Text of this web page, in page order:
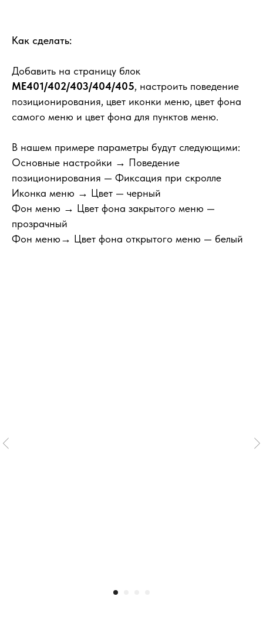
Как сделать:
Добавить на страницу блок
ME401/402/403/404/405, настроить поведение
позиционирования, цвет иконки меню, цвет фона
самого меню и цвет фона для пунктов меню.
В нашем примере параметры будут следующими:
Основные настройки → Поведение
позиционирования — Фиксация при скролле
Иконка меню → Цвет — черный
Фон меню → Цвет фона закрытого меню —
прозрачный
Фон меню→ Цвет фона открытого меню — белый